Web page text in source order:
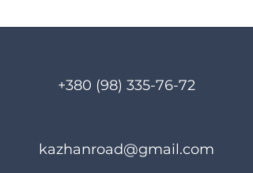
+380 (98) 335-76-72
kazhanroad@gmail.com